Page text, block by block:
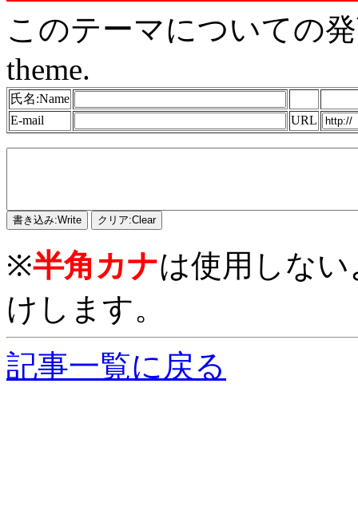
このテーマについての
theme.
氏名:Name
E-mail
URL
※半角カナは使用しな
けします。
記事一覧に戻る